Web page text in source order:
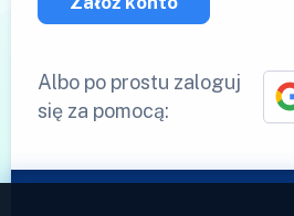
Albo po prostu zaloguj
się za pomocą: